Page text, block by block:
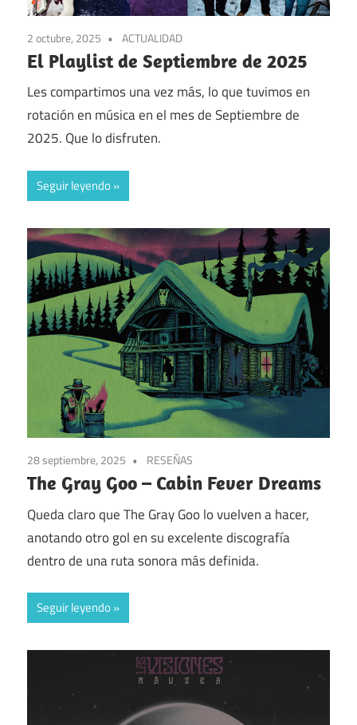
2 octubre, 2025 ACTUALIDAD
El Playlist de Septiembre de 2025
Les compartimos una vez más, lo que tuvimos en
rotación en música en el mes de Septiembre de
2025. Que lo disfruten.
Seguir leyendo
28 septiembre, 2025 RESEÑAS
The Gray Goo – Cabin Fever Dreams
Queda claro que The Gray Goo lo vuelven a hacer,
anotando otro gol en su excelente discografía
dentro de una ruta sonora más definida.
Seguir leyendo